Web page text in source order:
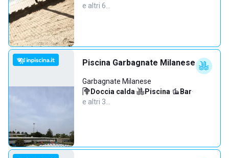
e altri 6…
Piscina Garbagnate Milanese
Garbagnate Milanese
Doccia calda· Piscina· Bar·
e altri 3…